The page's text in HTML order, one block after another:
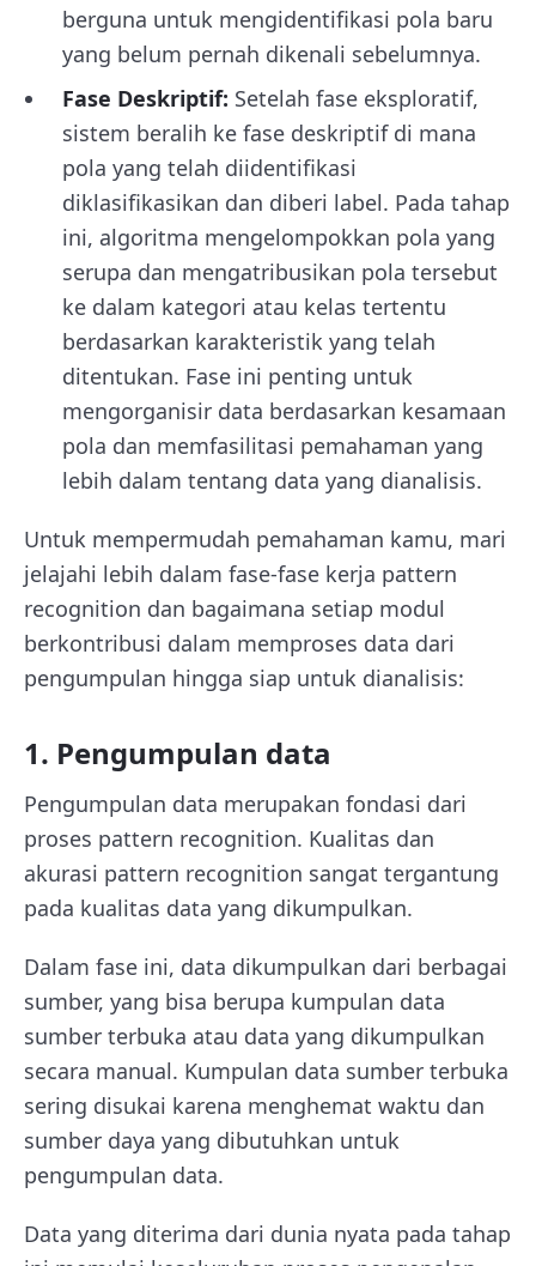
berguna untuk mengidentifikasi pola baru
yang belum pernah dikenali sebelumnya.
Fase Deskriptif: Setelah fase eksploratif,
sistem beralih ke fase deskriptif di mana
pola yang telah diidentifikasi
diklasifikasikan dan diberi label. Pada tahap
ini, algoritma mengelompokkan pola yang
serupa dan mengatribusikan pola tersebut
ke dalam kategori atau kelas tertentu
berdasarkan karakteristik yang telah
ditentukan. Fase ini penting untuk
mengorganisir data berdasarkan kesamaan
pola dan memfasilitasi pemahaman yang
lebih dalam tentang data yang dianalisis.
Untuk mempermudah pemahaman kamu, mari
jelajahi lebih dalam fase-fase kerja pattern
recognition dan bagaimana setiap modul
berkontribusi dalam memproses data dari
pengumpulan hingga siap untuk dianalisis:
1. Pengumpulan data
Pengumpulan data merupakan fondasi dari
proses pattern recognition. Kualitas dan
akurasi pattern recognition sangat tergantung
pada kualitas data yang dikumpulkan.
Dalam fase ini, data dikumpulkan dari berbagai
sumber, yang bisa berupa kumpulan data
sumber terbuka atau data yang dikumpulkan
secara manual. Kumpulan data sumber terbuka
sering disukai karena menghemat waktu dan
sumber daya yang dibutuhkan untuk
pengumpulan data.
Data yang diterima dari dunia nyata pada tahap